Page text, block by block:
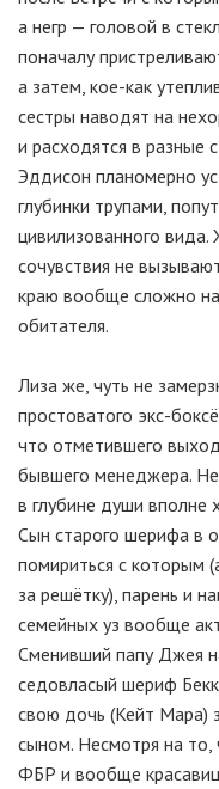
а негр — головой в
поначалу
а затем, кое-как
сестры наводят на
и расходятся в разные
Эддисон планомерно
глубинки трупами,
цивилизованного
сочувствия не
краю вообще сложно
обитателя.
Лиза же, чуть не
простоватого экс-
что отметившего
бывшего менеджера.
в глубине души
Сын старого шерифа в
помириться с которым
за решётку), парень и
семейных уз вообще
Сменивший папу Джея
седовласый шериф
свою дочь (Кейт Мара)
сыном. Несмотря на то,
ФБР и вообще